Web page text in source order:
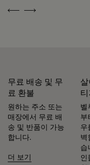
을 오랫동안 아름답게 간
제품의 수명을 늘리는 법
Previous
Next
무료 배송 및 무
료 환불
원하는 주소 또는
매장에서 무료 배
송 및 반품이 가능
합니다.
더 보기
티
벨
부
우
벽
습
인